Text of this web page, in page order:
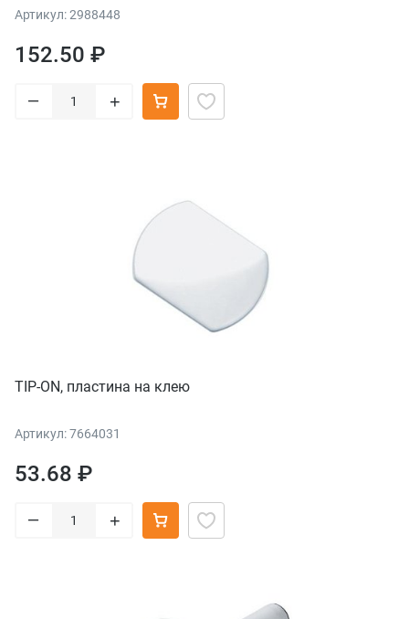
Артикул: 2988448
152.50 ₽
– +
TIP-ON, пластина на клею
Артикул: 7664031
53.68 ₽
– +